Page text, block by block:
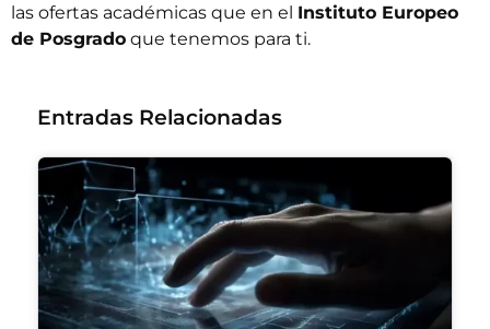
las ofertas académicas que en el Instituto Europeo
de Posgrado que tenemos para ti.
Entradas Relacionadas